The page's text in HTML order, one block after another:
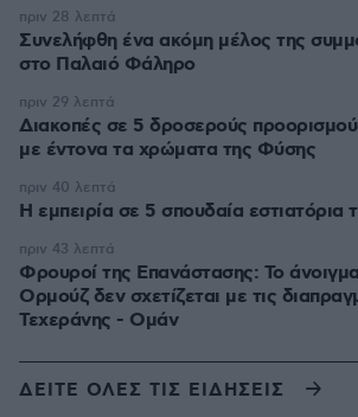
Συνελήφθη ένα ακόμη μέλος της
στο Παλαιό Φάληρο
πριν 28 λεπτά
Διακοπές σε 5 δροσερούς
με έντονα τα χρώματα της Φύσης
πριν 29 λεπτά
Η εμπειρία σε 5 σπουδαία εστιατόρια
πριν 40 λεπτά
Φρουροί της Επανάστασης: Το
Ορμούζ δεν σχετίζεται με τις
Τεχεράνης - Ομάν
πριν 43 λεπτά
ΔΕΙΤΕ ΟΛΕΣ ΤΙΣ ΕΙΔΗΣΕΙΣ